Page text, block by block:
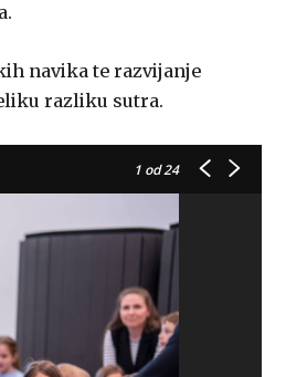
navika te razvijanje
razliku sutra.
1od 24